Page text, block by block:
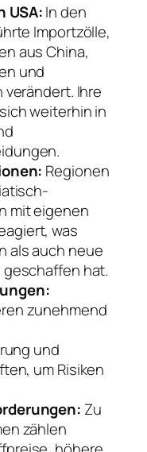
USA:In den
Importzölle,
aus China,
und
Ihre
weiterhin in
Regionen
mit eigenen
was
als auch neue
hat.
zunehmend
und
um Risiken
Zu
zählen